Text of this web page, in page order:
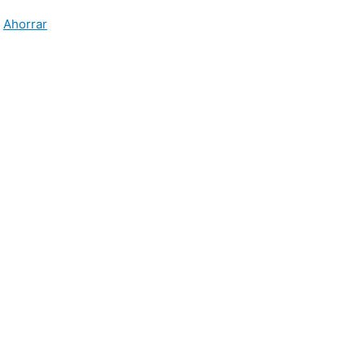
Ahorrar